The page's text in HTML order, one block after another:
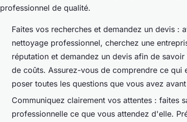
professionnel de qualité.
Faites vos recherches et demandez un devis :
nettoyage professionnel, cherchez une
réputation et demandez un devis afin de
de coûts. Assurez-vous de comprendre ce qui
poser toutes les questions que vous avez
Communiquez clairement vos attentes : faites
professionnelle ce que vous attendez d'elle.